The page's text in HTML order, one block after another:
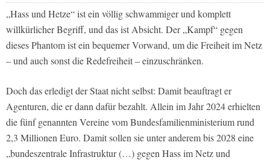
„Hass und Hetze“ ist ein völlig schwammiger und komplett
willkürlicher Begriff, und das ist Absicht. Der „Kampf“ gegen
dieses Phantom ist ein bequemer Vorwand, um die Freiheit im Netz
– und auch sonst die Redefreiheit – einzuschränken.
Doch das erledigt der Staat nicht selbst: Damit beauftragt er
Agenturen, die er dann dafür bezahlt. Allein im Jahr 2024 erhielten
die fünf genannten Vereine vom Bundesfamilienministerium rund
2,3 Millionen Euro. Damit sollen sie unter anderem bis 2028 eine
„bundeszentrale Infrastruktur (…) gegen Hass im Netz und